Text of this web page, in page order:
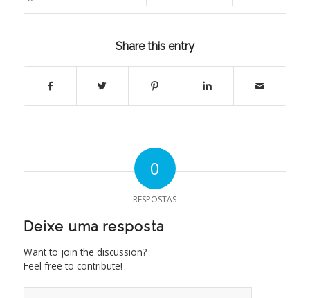
Share this entry
0
RESPOSTAS
Deixe uma resposta
Want to join the discussion?
Feel free to contribute!